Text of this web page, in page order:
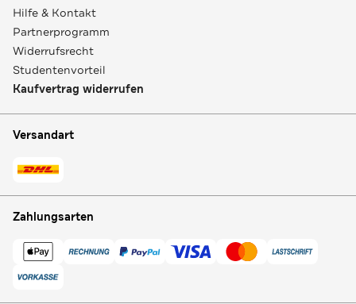
Hilfe & Kontakt
Partnerprogramm
Widerrufsrecht
Studentenvorteil
Kaufvertrag widerrufen
Versandart
Zahlungsarten